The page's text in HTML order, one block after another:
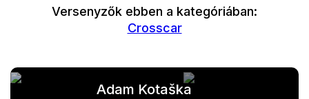
Versenyzők ebben a kategóriában:
Crosscar
Adam Kotaška